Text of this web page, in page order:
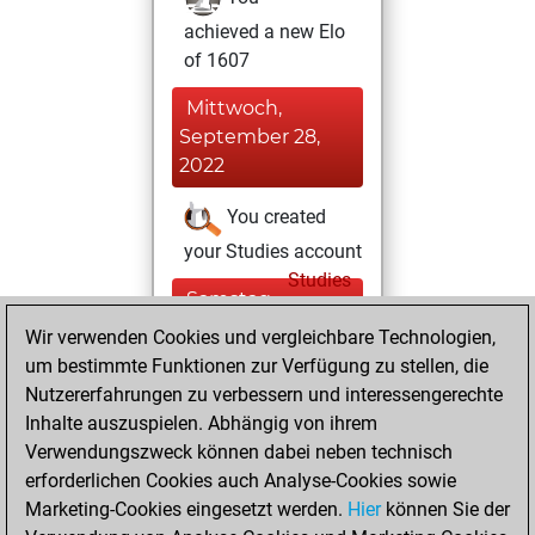
achieved a new Elo
of 1607
Mittwoch,
September 28,
2022
You created
your Studies account
Studies
Samstag,
Mai 28, 2022
You created
your Fritz account
Fritz
Samstag,
April 3, 2021
Wir verwenden Cookies und vergleichbare Technologien,
um bestimmte Funktionen zur Verfügung zu stellen, die
Nutzererfahrungen zu verbessern und interessengerechte
Inhalte auszuspielen. Abhängig von ihrem
Verwendungszweck können dabei neben technisch
erforderlichen Cookies auch Analyse-Cookies sowie
Marketing-Cookies eingesetzt werden. Hierkönnen Sie der